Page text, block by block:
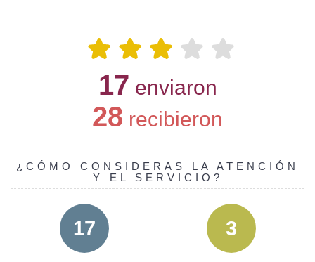
17 enviaron
28 recibieron
¿CÓMO CONSIDERAS LA ATENCIÓN
Y EL SERVICIO?
17 3